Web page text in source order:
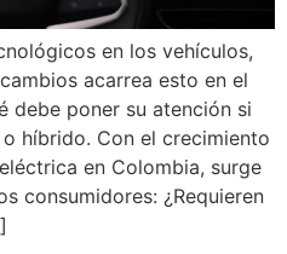
en los vehículos,
acarrea esto en el
debe poner su atención si
híbrido. Con el crecimiento
en Colombia, surge
consumidores: ¿Requieren